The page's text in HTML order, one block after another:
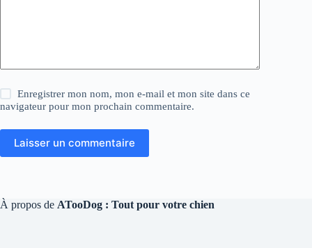
Enregistrer mon nom, mon e-mail et mon site dans ce
navigateur pour mon prochain commentaire.
Laisser un commentaire
À propos de ATooDog : Tout pour votre chien